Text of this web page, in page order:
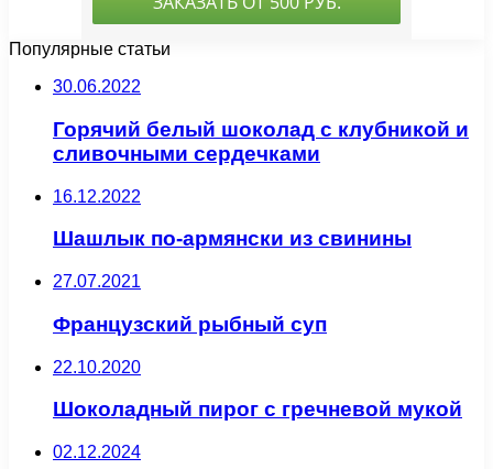
Популярные статьи
30.06.2022
Горячий белый шоколад с клубникой и
сливочными сердечками
16.12.2022
Шашлык по-армянски из свинины
27.07.2021
Французский рыбный суп
22.10.2020
Шоколадный пирог с гречневой мукой
02.12.2024